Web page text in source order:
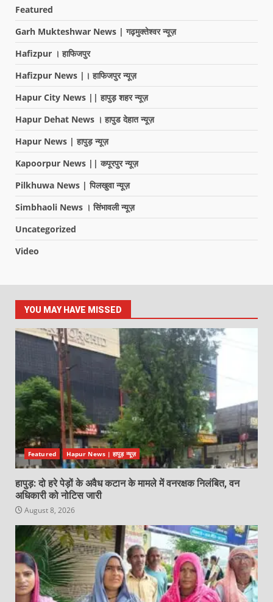
Featured
Garh Mukteshwar News | गढ़मुक्तेश्वर न्यूज़
Hafizpur । हाफिजपुर
Hafizpur News |। हाफिजपुर न्यूज़
Hapur City News || हापुड़ शहर न्यूज़
Hapur Dehat News । हापुड देहात न्यूज़
Hapur News | हापुड़ न्यूज़
Kapoorpur News || कपूरपुर न्यूज़
Pilkhuwa News | पिलखुवा न्यूज़
Simbhaoli News । सिंभावली न्यूज़
Uncategorized
Video
YOU MAY HAVE MISSED
Featured Hapur News | हापुड़ न्यूज़
हापुड़: दो हरे पेड़ों के अवैध कटान के मामले में वनरक्षक निलंबित, वन
अधिकारी को नोटिस जारी
August 8, 2026